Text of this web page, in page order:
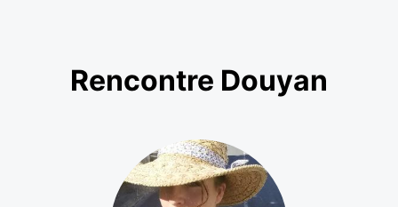
Rencontre Douyan